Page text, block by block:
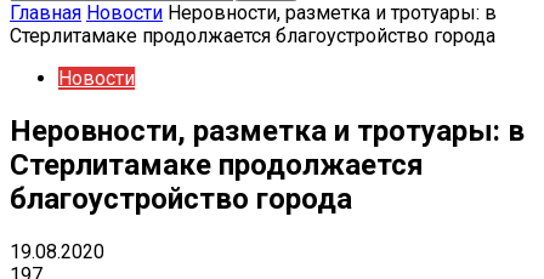
Главная Новости Неровности, разметка и тротуары: в
Стерлитамаке продолжается благоустройство города
Новости
Неровности, разметка и тротуары: в
Стерлитамаке продолжается
благоустройство города
19.08.2020